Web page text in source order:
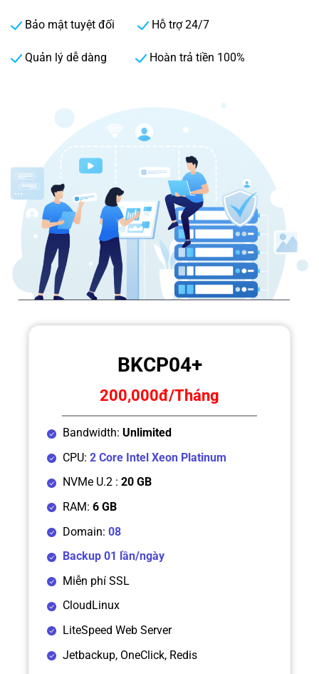
Bảo mật tuyệt đối Hỗ trợ 24/7
Quản lý dễ dàng Hoàn trả tiền 100%
BKCP04+
200,000đ/Tháng
Bandwidth: Unlimited
CPU: 2 Core Intel Xeon Platinum
NVMe U.2 : 20 GB
RAM: 6 GB
Domain: 08
Backup 01 lần/ngày
Miễn phí SSL
CloudLinux
LiteSpeed Web Server
Jetbackup, OneClick, Redis